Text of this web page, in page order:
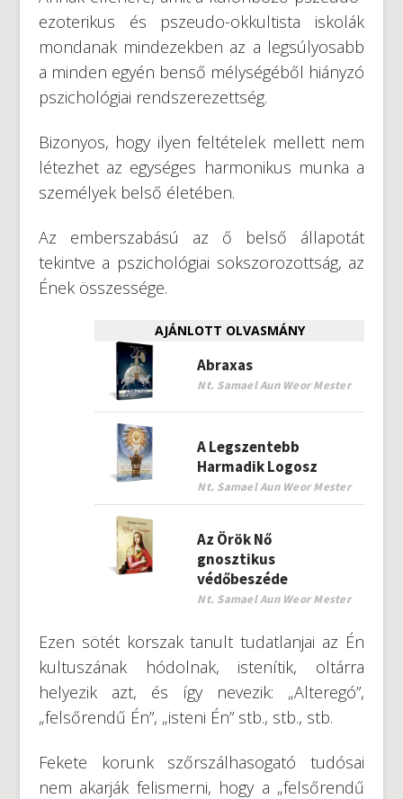
ezoterikus és pszeudo-okkultista iskolák
mondanak mindezekben az a legsúlyosabb
a minden egyén benső mélységéből hiányzó
pszichológiai rendszerezettség.
Bizonyos, hogy ilyen feltételek mellett nem
létezhet az egységes harmonikus munka a
személyek belső életében.
Az emberszabású az ő belső állapotát
tekintve a pszichológiai sokszorozottság, az
Ének összessége.
AJÁNLOTT OLVASMÁNY
Abraxas
Nt. Samael Aun Weor Mester
A Legszentebb
Harmadik Logosz
Nt. Samael Aun Weor Mester
Az Örök Nő
gnosztikus
védőbeszéde
Nt. Samael Aun Weor Mester
Ezen sötét korszak tanult tudatlanjai az Én
kultuszának hódolnak, istenítik, oltárra
helyezik azt, és így nevezik: „Alteregó”,
„felsőrendű Én”, „isteni Én” stb., stb., stb.
Fekete korunk szőrszálhasogató tudósai
nem akarják felismerni, hogy a „felsőrendű